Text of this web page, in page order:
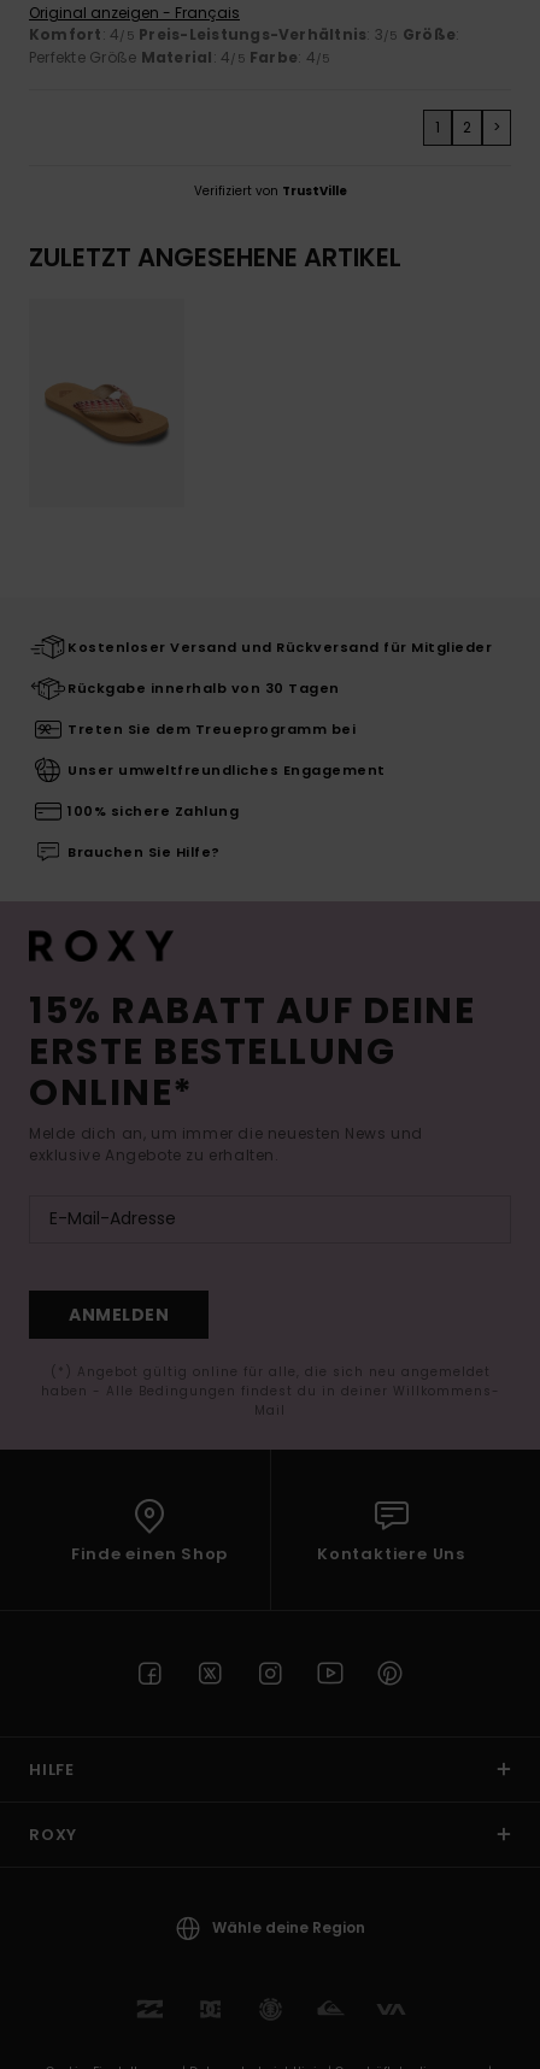
Original anzeigen - Français
Komfort: 4/5 Preis-Leistungs-Verhältnis: 3/5 Größe:
Perfekte Größe Material: 4/5 Farbe: 4/5
1 2 >
Verifiziert von TrustVille
ZULETZT ANGESEHENE ARTIKEL
Kostenloser Versand und Rückversand für Mitglieder
Rückgabe innerhalb von 30 Tagen
Treten Sie dem Treueprogramm bei
Unser umweltfreundliches Engagement
100% sichere Zahlung
Brauchen Sie Hilfe?
15% RABATT AUF DEINE
ERSTE BESTELLUNG
ONLINE*
Melde dich an, um immer die neuesten News und
exklusive Angebote zu erhalten.
ANMELDEN
(*) Angebot gültig online für alle, die sich neu angemeldet
haben - Alle Bedingungen findest du in deiner Willkommens-
Mail
Finde einen Shop Kontaktiere Uns
HILFE
ROXY
Wähle deine Region